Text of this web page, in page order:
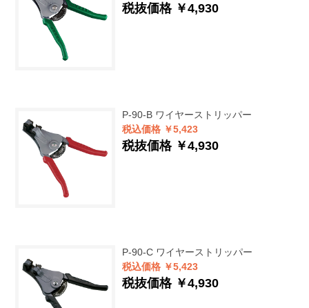
税抜価格 ￥4,930
P-90-B ワイヤーストリッパー
税込価格 ￥5,423
税抜価格 ￥4,930
P-90-C ワイヤーストリッパー
税込価格 ￥5,423
税抜価格 ￥4,930